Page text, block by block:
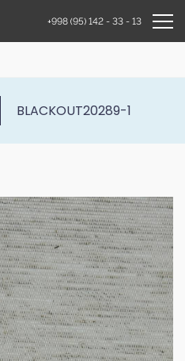
+998 (95) 142 - 33 - 13
BLACKOUT20289-1